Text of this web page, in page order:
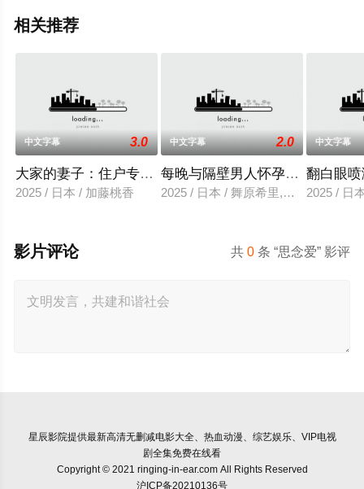
相关推荐
中文字幕 3.0
大家的妻子：住户专用洞口
2025 / 日本 / 加藤桃香
中文字幕 2.0
每晚与隔壁男人怀孕性爱
2025 / 日本 / 舞原希里,佐川金二
中文字幕
翻白眼
2025 / 日
共0 条 “思念爱” 影评
影片评论
星辰影院提供最新高清无删减电影大全、热血动漫、综艺娱乐、VIP电视
剧全集免费在线看
Copyright © 2021 ringing-in-ear.com All Rights Reserved
沪ICP备20210136号